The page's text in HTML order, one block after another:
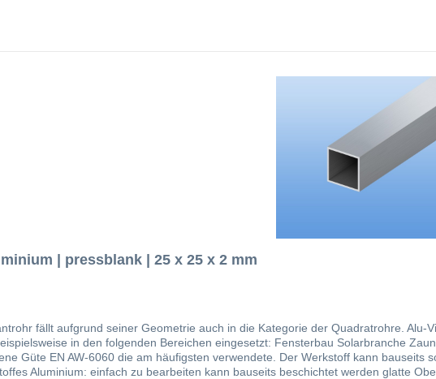
| pressblank | 25 x 25 x 2 mm
fällt aufgrund seiner Geometrie auch in die Kategorie der Quadratrohre.
eingesetzt: Fensterbau Solarbranche Zaunbau Möbelbau Geländerbau Fassadenbau Im Bereich von stranggepressten
Güte EN AW-6060 die am häufigsten verwendete. Der Werkstoff kann
magnetisch kann gut zerspant werden (bohren, sägen) lässt sich gut